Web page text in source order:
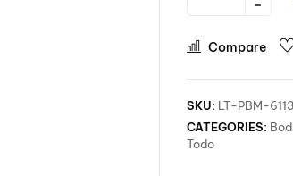
Compare
SKU: LT-PBM-
CATEGORIES:
Todo